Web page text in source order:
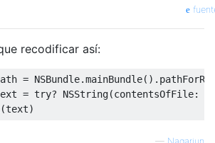
recodificar así:
= NSBundle.mainBundle().
= try? NSString(contentsOfFile:
(text)